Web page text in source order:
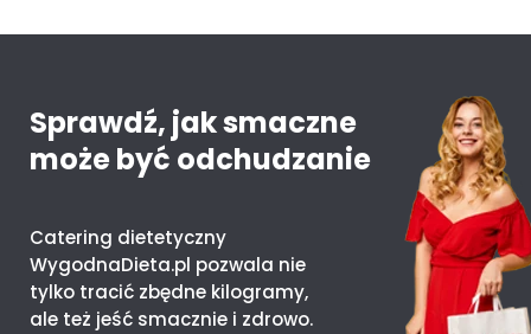
Sprawdź, jak smaczne
może być odchudzanie
Catering dietetyczny
WygodnaDieta.pl pozwala nie
tylko tracić zbędne kilogramy,
ale też jeść smacznie i zdrowo.